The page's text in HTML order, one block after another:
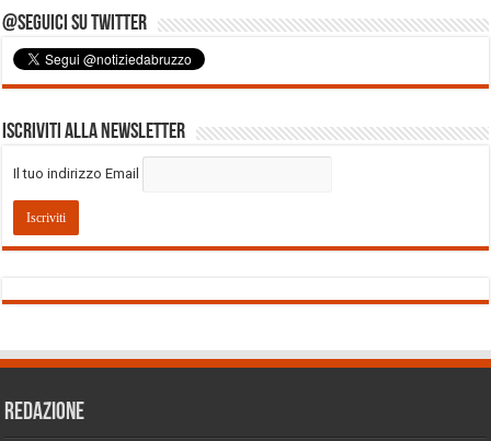
@Seguici su Twitter
Iscriviti alla Newsletter
Il tuo indirizzo Email
REDAZIONE